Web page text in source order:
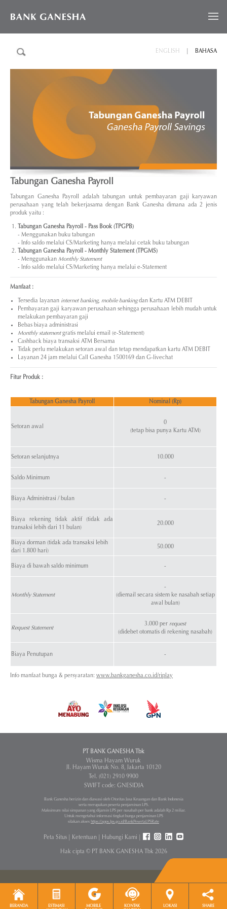
ENGLISH BAHASA
BERANDA
ESTIMASI
MOBILE
KONTAK
LOKASI SHARE
Tabungan Ganesha Payroll
Tabungan Ganesha Payroll adalah tabungan untuk pembayaran gaji karyawan
perusahaan yang telah bekerjasama dengan Bank Ganesha dimana ada 2 jenis
produk yaitu :
Tabungan Ganesha Payroll - Pass Book (TPGPB)
- Menggunakan buku tabungan
- Info saldo melalui CS/Marketing hanya melalui cetak buku tabungan
Tabungan Ganesha Payroll - Monthly Statement (TPGMS)
- Menggunakan Monthly Statement
- Info saldo melalui CS/Marketing hanya melalui e-Statement
Manfaat :
Tersedia layanan internet banking, mobile bankingdan Kartu ATM DEBIT
Pembayaran gaji karyawan perusahaan sehingga perusahaan lebih mudah untuk
melakukan pembayaran gaji
Bebas biaya administrasi
Monthly statementgratis melalui email (e-Statement)
Cashback biaya transaksi ATM Bersama
Tidak perlu melakukan setoran awal dan tetap mendapatkan kartu ATM DEBIT
Layanan 24 jam melalui Call Ganesha 1500169 dan G-livechat
Fitur Produk :
Tabungan Ganesha Payroll Nominal (Rp)
Setoran awal
0
(tetap bisa punya Kartu ATM)
Setoran selanjutnya 10.000
Saldo Minimum -
Biaya Administrasi / bulan -
Biaya rekening tidak aktif (tidak ada
transaksi lebih dari 11 bulan)
20.000
Biaya dorman (tidak ada transaksi lebih
dari 1.800 hari)
50.000
Biaya di bawah saldo minimum -
Monthly Statement
-
(diemail secara sistem ke nasabah setiap
awal bulan)
Request Statement
3.000 per request
(didebet otomatis di rekening nasabah)
Biaya Penutupan -
Info manfaat bunga & persyaratan: www.bankganesha.co.id/riplay
PT BANK GANESHA Tbk
Wisma Hayam Wuruk
Jl. Hayam Wuruk No. 8, Jakarta 10120
Tel. (021) 2910 9900
SWIFT code: GNESIDJA
Bank Ganesha berizin dan diawasi oleh Otoritas Jasa Keuangan dan Bank Indonesia
serta merupakan peserta penjaminan LPS.
Maksimum nilai simpanan yang dijamin LPS per nasabah per bank adalah Rp 2 miliar.
Untuk mengetahui informasi tingkat bunga penjaminan LPS
silakan akses https://apps.lps.go.id/BankPesertaLPSRate
Peta Situs Ketentuan Hubungi Kami
Hak cipta © PT BANK GANESHA Tbk 2026